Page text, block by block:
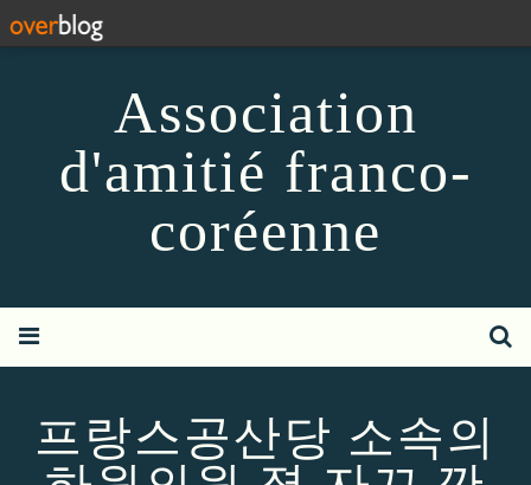
Association
d'amitié franco-
coréenne
프랑스공산당 소속의